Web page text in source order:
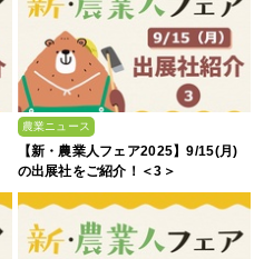
農業ニュース
【新・農業人フェア2025】9/15(月)
の出展社をご紹介！＜3＞